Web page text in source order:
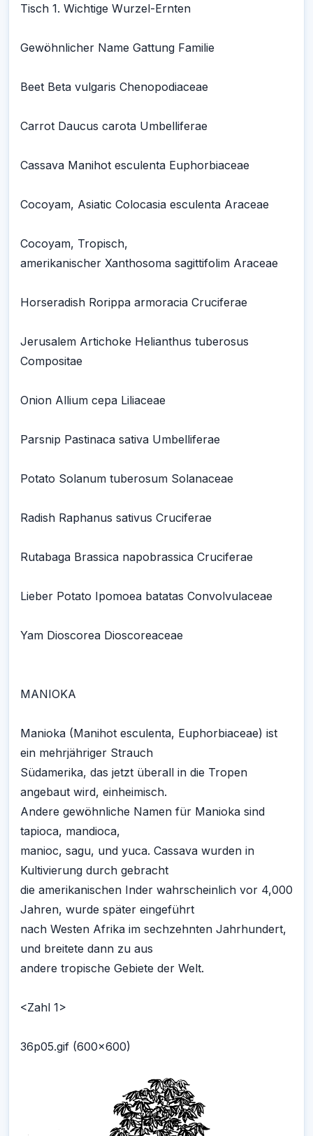
Tisch 1. Wichtige Wurzel-Ernten
Gewöhnlicher Name Gattung Familie
Beet Beta vulgaris Chenopodiaceae
Carrot Daucus carota Umbelliferae
Cassava Manihot esculenta Euphorbiaceae
Cocoyam, Asiatic Colocasia esculenta Araceae
Cocoyam, Tropisch,
amerikanischer Xanthosoma sagittifolim Araceae
Horseradish Rorippa armoracia Cruciferae
Jerusalem Artichoke Helianthus tuberosus
Compositae
Onion Allium cepa Liliaceae
Parsnip Pastinaca sativa Umbelliferae
Potato Solanum tuberosum Solanaceae
Radish Raphanus sativus Cruciferae
Rutabaga Brassica napobrassica Cruciferae
Lieber Potato Ipomoea batatas Convolvulaceae
Yam Dioscorea Dioscoreaceae
MANIOKA
Manioka (Manihot esculenta, Euphorbiaceae) ist
ein mehrjähriger Strauch
Südamerika, das jetzt überall in die Tropen
angebaut wird, einheimisch.
Andere gewöhnliche Namen für Manioka sind
tapioca, mandioca,
manioc, sagu, und yuca. Cassava wurden in
Kultivierung durch gebracht
die amerikanischen Inder wahrscheinlich vor 4,000
Jahren, wurde später eingeführt
nach Westen Afrika im sechzehnten Jahrhundert,
und breitete dann zu aus
andere tropische Gebiete der Welt.
<Zahl 1>
36p05.gif (600x600)